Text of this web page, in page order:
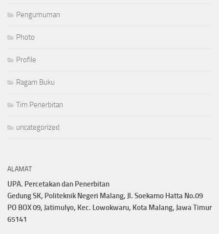
Pengumuman
Photo
Profile
Ragam Buku
Tim Penerbitan
uncategorized
ALAMAT
UPA. Percetakan dan Penerbitan
Gedung SK, Politeknik Negeri Malang, Jl. Soekarno Hatta No.09
PO BOX 09, Jatimulyo, Kec. Lowokwaru, Kota Malang, Jawa Timur
65141